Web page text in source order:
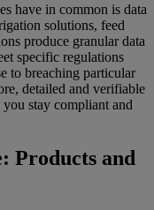
have in common is data
solutions, feed
produce granular data
specific regulations
to breaching particular
detailed and verifiable
stay compliant and
Products and